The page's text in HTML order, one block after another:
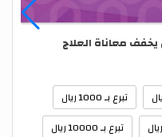
معاناة العلاج
تبرع بـ 1000 ريال
تبرع بـ 10000 ريال